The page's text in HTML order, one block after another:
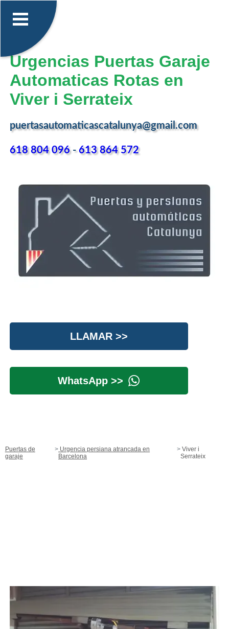
Urgencias Puertas Garaje
Automaticas Rotas en
Viver i Serrateix
puertasautomaticascatalunya@gmail.com
618 804 096-613 864 572
LLAMAR >>
WhatsApp >>
Puertas de
garaje
Urgencia persiana atrancada en
Barcelona
Viver i
Serrateix